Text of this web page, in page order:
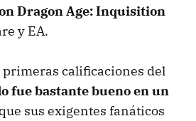
Dragon Age: Inquisition
y EA.
primeras calificaciones del
fue bastante bueno en un
sus exigentes fanáticos